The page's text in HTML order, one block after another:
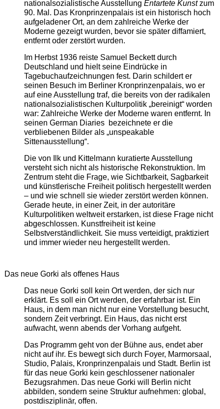
nationalsozialistische Ausstellung Entartete Kunstzum
90. Mal. Das Kronprinzenpalais ist ein historisch hoch
aufgeladener Ort, an dem zahlreiche Werke der
Moderne gezeigt wurden, bevor sie später diffamiert,
entfernt oder zerstört wurden.
Im Herbst 1936 reiste Samuel Beckett durch
Deutschland und hielt seine Eindrücke in
Tagebuchaufzeichnungen fest. Darin schildert er
seinen Besuch im Berliner Kronprinzenpalais, wo er
auf eine Ausstellung traf, die bereits von der radikalen
nationalsozialistischen Kulturpolitik „bereinigt“ worden
war: Zahlreiche Werke der Moderne waren entfernt. In
seinen German Diaries bezeichnete er die
verbliebenen Bilder als „unspeakable
Sittenausstellung“.
Die von Ilk und Kittelmann kuratierte Ausstellung
versteht sich nicht als historische Rekonstruktion. Im
Zentrum steht die Frage, wie Sichtbarkeit, Sagbarkeit
und künstlerische Freiheit politisch hergestellt werden
– und wie schnell sie wieder zerstört werden können.
Gerade heute, in einer Zeit, in der autoritäre
Kulturpolitiken weltweit erstarken, ist diese Frage nicht
abgeschlossen. Kunstfreiheit ist keine
Selbstverständlichkeit. Sie muss verteidigt, praktiziert
und immer wieder neu hergestellt werden.
Das neue Gorki als offenes Haus
Das neue Gorki soll kein Ort werden, der sich nur
erklärt. Es soll ein Ort werden, der erfahrbar ist. Ein
Haus, in dem man nicht nur eine Vorstellung besucht,
sondern Zeit verbringt. Ein Haus, das nicht erst
aufwacht, wenn abends der Vorhang aufgeht.
Das Programm geht von der Bühne aus, endet aber
nicht auf ihr. Es bewegt sich durch Foyer, Marmorsaal,
Studio, Palais, Kronprinzenpalais und Stadt. Berlin ist
für das neue Gorki kein geschlossener nationaler
Bezugsrahmen. Das neue Gorki will Berlin nicht
abbilden, sondern seine Struktur aufnehmen: global,
postdisziplinär, offen.